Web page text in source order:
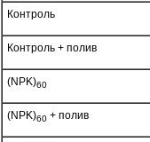
Контроль
Контроль + полив
(NPK)60
(NPK)60 + полив